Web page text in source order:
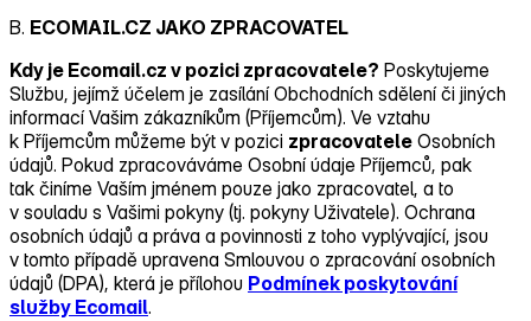
B. ECOMAIL.CZ JAKO ZPRACOVATEL
Kdy je Ecomail.cz v pozici zpracovatele? Poskytujeme
Službu, jejímž účelem je zasílání Obchodních sdělení či jiných
informací Vašim zákazníkům (Příjemcům). Ve vztahu
k Příjemcům můžeme být v pozici zpracovatele Osobních
údajů. Pokud zpracováváme Osobní údaje Příjemců, pak
tak činíme Vaším jménem pouze jako zpracovatel, a to
v souladu s Vašimi pokyny (tj. pokyny Uživatele). Ochrana
osobních údajů a práva a povinnosti z toho vyplývající, jsou
v tomto případě upravena Smlouvou o zpracování osobních
údajů (DPA), která je přílohou Podmínek poskytování
služby Ecomail.